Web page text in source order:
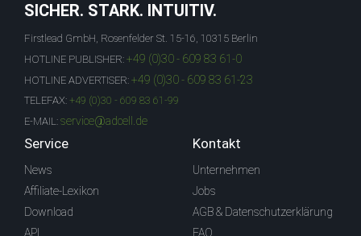
SICHER. STARK. INTUITIV.
Firstlead GmbH, Rosenfelder St. 15-16, 10315 Berlin
HOTLINE PUBLISHER: +49 (0)30 - 609 83 61-0
HOTLINE ADVERTISER: +49 (0)30 - 609 83 61-23
TELEFAX: +49 (0)30 - 609 83 61-99
E-MAIL: service@adcell.de
Service
News
Affiliate-Lexikon
Download
API
Kontakt
Unternehmen
Jobs
AGB & Datenschutzerklärung
FAQ